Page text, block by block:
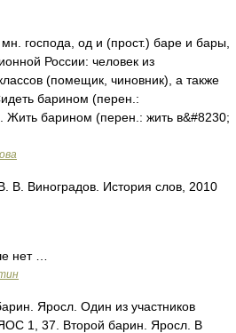
господа, од и (прост.) баре и бары,
России: человек из
(помещик, чиновник), а также
барином (перен.:
Жить барином (перен.: жить в&#8230;
В. Виноградов. История слов, 2010
нет …
Яросл. Один из участников
1, 37. Второй барин. Яросл. В